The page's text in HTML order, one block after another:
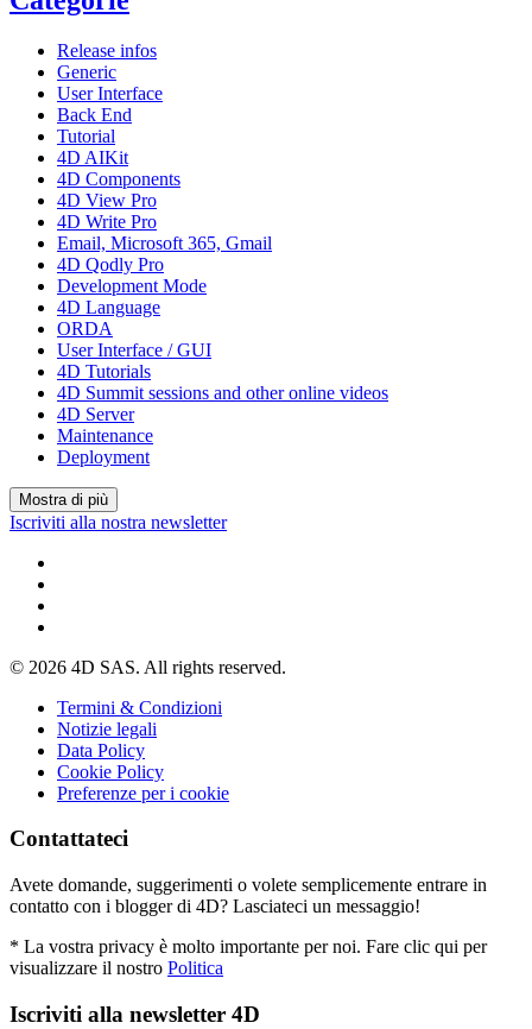
Release infos
Generic
User Interface
Back End
Tutorial
4D AIKit
4D Components
4D View Pro
4D Write Pro
Email, Microsoft 365, Gmail
4D Qodly Pro
Development Mode
4D Language
ORDA
User Interface / GUI
4D Tutorials
4D Summit sessions and other online videos
4D Server
Maintenance
Deployment
Mostra di più
Iscriviti alla nostra newsletter
© 2026 4D SAS. All rights reserved.
Termini & Condizioni
Notizie legali
Data Policy
Cookie Policy
Preferenze per i cookie
Contattateci
Avete domande, suggerimenti o volete semplicemente entrare in
contatto con i blogger di 4D? Lasciateci un messaggio!
* La vostra privacy è molto importante per noi. Fare clic qui per
visualizzare il nostro Politica
Iscriviti alla newsletter 4D